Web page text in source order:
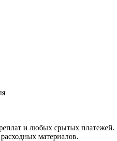
и любых срытых
материалов.